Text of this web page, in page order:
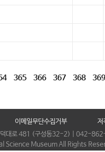
365 366 367 368 369
이메일무단수집거부 저
덕대로 481 (구성동32-2) | 042-
Science Museum All Rights